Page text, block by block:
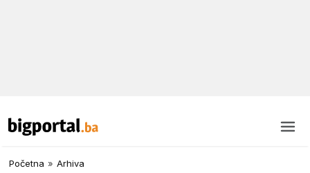
Početna » Arhiva